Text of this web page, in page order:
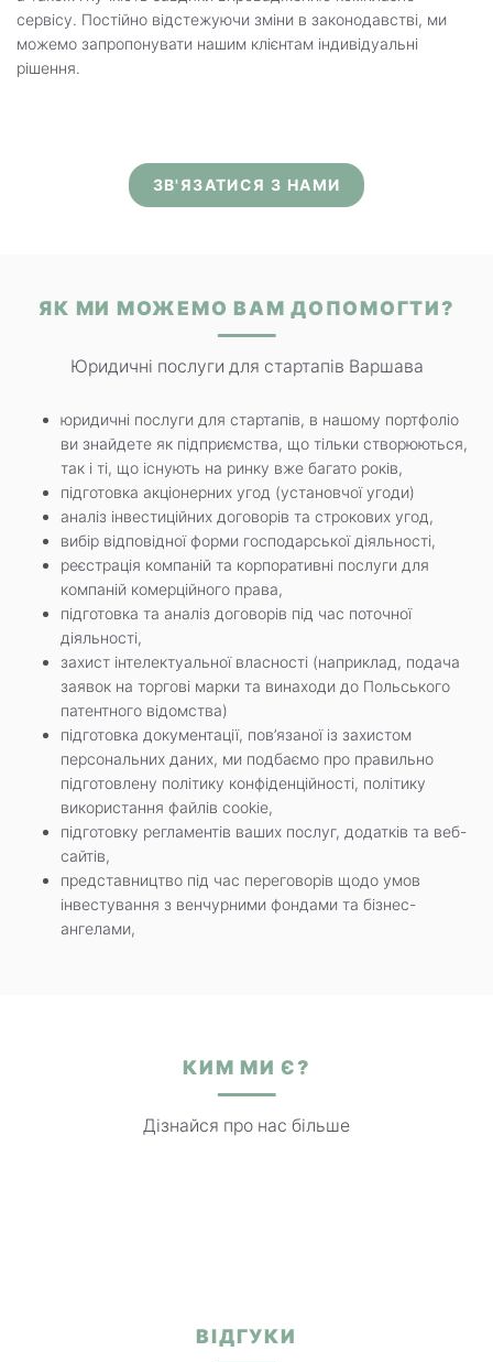
сервісу. Постійно відстежуючи зміни в законодавстві, ми
можемо запропонувати нашим клієнтам індивідуальні
рішення.
ЗВ'ЯЗАТИСЯ З НАМИ
ЯК МИ МОЖЕМО ВАМ ДОПОМОГТИ?
Юридичні послуги для стартапів Варшава
юридичні послуги для стартапів, в нашому портфоліо
ви знайдете як підприємства, що тільки створюються,
так і ті, що існують на ринку вже багато років,
підготовка акціонерних угод (установчої угоди)
аналіз інвестиційних договорів та строкових угод,
вибір відповідної форми господарської діяльності,
реєстрація компаній та корпоративні послуги для
компаній комерційного права,
підготовка та аналіз договорів під час поточної
діяльності,
захист інтелектуальної власності (наприклад, подача
заявок на торгові марки та винаходи до Польського
патентного відомства)
підготовка документації, пов’язаної із захистом
персональних даних, ми подбаємо про правильно
підготовлену політику конфіденційності, політику
використання файлів cookie,
підготовку регламентів ваших послуг, додатків та веб-
сайтів,
представництво під час переговорів щодо умов
інвестування з венчурними фондами та бізнес-
ангелами,
КИМ МИ Є?
Дізнайся про нас більше
ВІДГУКИ